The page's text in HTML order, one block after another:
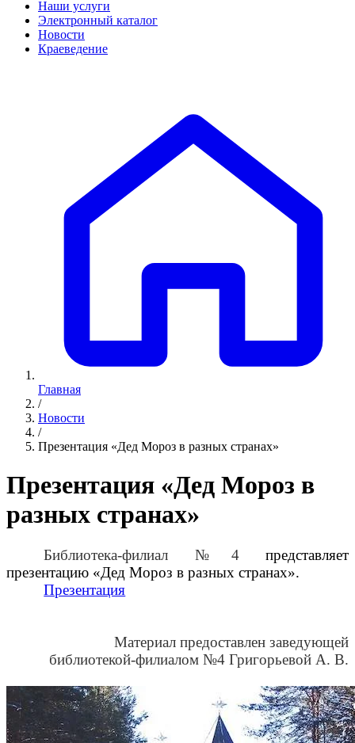
Наши услуги
Электронный каталог
Новости
Краеведение
Главная
/
Новости
/
Презентация «Дед Мороз в разных странах»
Презентация «Дед Мороз в
разных странах»
Библиотека-филиал №4 представляет
презентацию «Дед Мороз в разных странах».
Презентация
Материал предоставлен заведующей
библиотекой-филиалом №4 Григорьевой А. В.